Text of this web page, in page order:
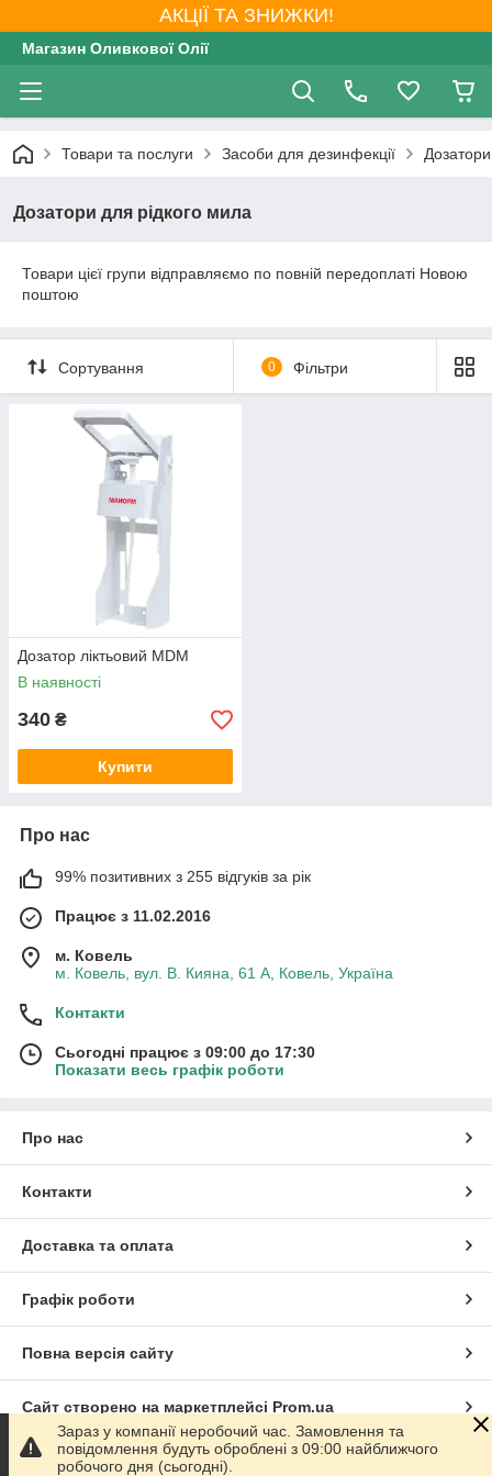
АКЦІЇ ТА ЗНИЖКИ!
Магазин Оливкової Олії
Товари та послуги Засоби для дезинфекції
Дозатори для рідкого мила
Товари цієї групи відправляємо по повній передоплаті Новою
поштою
Сортування 0 Фільтри
Дозатор ліктьовий MDM
В наявності
340 ₴
Купити
Про нас
99% позитивних з 255 відгуків за рік
Працює з 11.02.2016
м. Ковель
м. Ковель, вул. В. Кияна, 61 А, Ковель, Україна
Контакти
Сьогодні працює з 09:00 до 17:30
Показати весь графік роботи
Про нас
Контакти
Доставка та оплата
Графік роботи
Повна версія сайту
Сайт створено на маркетплейсі Prom.ua
Політика конфіденційності
Зараз у компанії неробочий час. Замовлення та
повідомлення будуть оброблені з 09:00 найближчого
робочого дня (сьогодні).